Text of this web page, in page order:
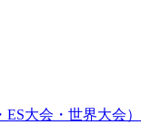
大会・世界大会）